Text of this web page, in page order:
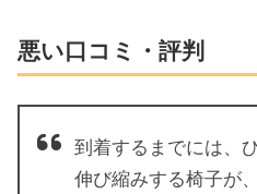
悪い口コミ・評判
到着するまでには、
伸び縮みする椅子が